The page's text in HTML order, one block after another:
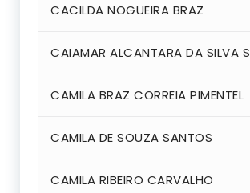
CACILDA NOGUEIRA BRAZ
CAIAMAR ALCANTARA DA SILVA
CAMILA BRAZ CORREIA PIMENTEL
CAMILA DE SOUZA SANTOS
CAMILA RIBEIRO CARVALHO